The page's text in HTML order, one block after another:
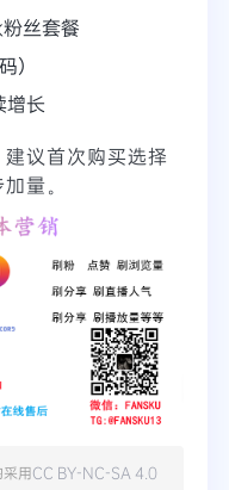
丝套餐
）
增长
议首次购买选择
量。
用CC BY-NC-SA 4.0